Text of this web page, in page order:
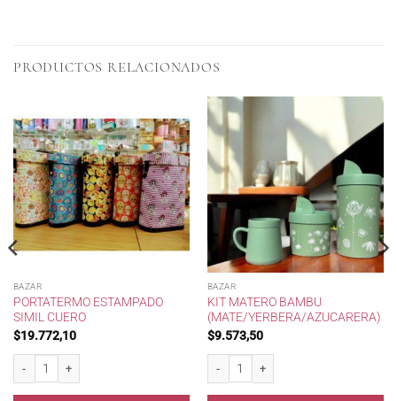
PRODUCTOS RELACIONADOS
BAZAR
PORTATERMO ESTAMPADO
SIMIL CUERO
$19.772,10
BAZAR
KIT MATERO BAMBU
(MATE/YERBERA/AZUCARERA)
$9.573,50